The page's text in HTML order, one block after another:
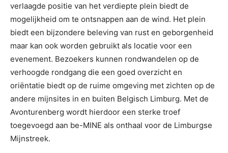
verlaagde positie van het verdiepte plein biedt de
mogelijkheid om te ontsnappen aan de wind. Het plein
biedt een bijzondere beleving van rust en geborgenheid
maar kan ook worden gebruikt als locatie voor een
evenement. Bezoekers kunnen rondwandelen op de
verhoogde rondgang die een goed overzicht en
oriëntatie biedt op de ruime omgeving met zichten op de
andere mijnsites in en buiten Belgisch Limburg. Met de
Avonturenberg wordt hierdoor een sterke troef
toegevoegd aan be-MINE als onthaal voor de Limburgse
Mijnstreek.